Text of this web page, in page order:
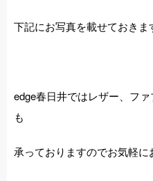
下記にお写真を載せておきま
edge春日井ではレザー、フ
も
承っておりますのでお気軽に